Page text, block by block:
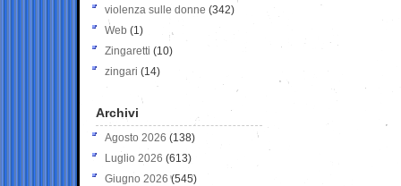
violenza sulle donne (342)
Web (1)
Zingaretti (10)
zingari (14)
Archivi
Agosto 2026 (138)
Luglio 2026 (613)
Giugno 2026 (545)